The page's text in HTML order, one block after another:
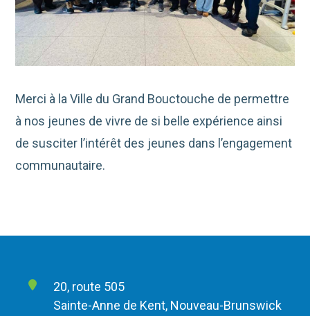
Merci à la Ville du Grand Bouctouche de permettre
à nos jeunes de vivre de si belle expérience ainsi
de susciter l’intérêt des jeunes dans l’engagement
communautaire.
20, route 505
Sainte-Anne de Kent, Nouveau-Brunswick